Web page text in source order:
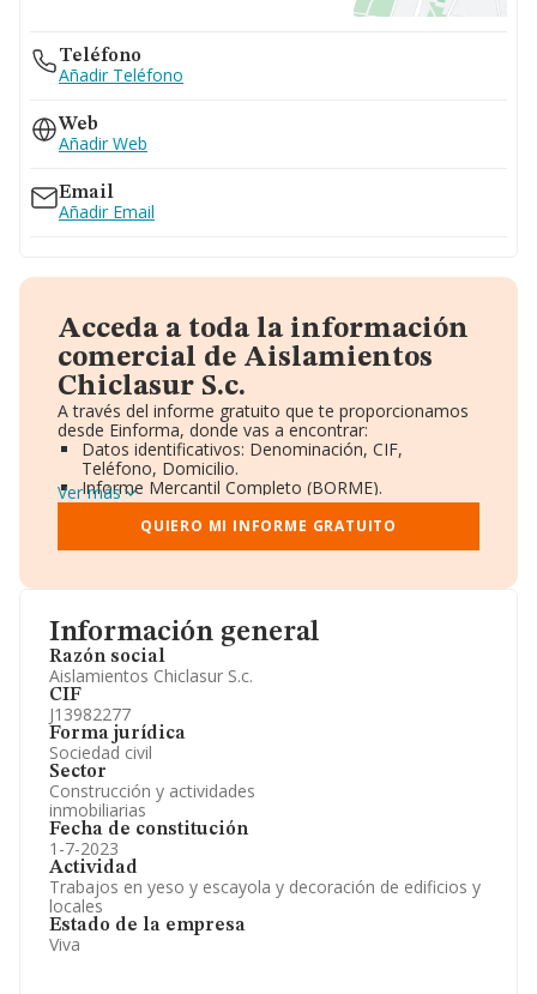
Información general
Razón social
Aislamientos Chiclasur S.c.
CIF
J13982277
Forma jurídica
Sociedad civil
Sector
Construcción y actividades
inmobiliarias
Fecha de constitución
1-7-2023
Actividad
Trabajos en yeso y escayola y decoración de edificios y
locales
Estado de la empresa
Viva
Teléfono
Añadir Teléfono
Web
Añadir Web
Email
Añadir Email
Acceda a toda la información
comercial de Aislamientos
Chiclasur S.c.
A través del informe gratuito que te proporcionamos
desde Einforma, donde vas a encontrar:
Datos identificativos: Denominación, CIF,
Teléfono, Domicilio.
Informe Mercantil Completo (BORME).
Gráficos de Evolución Ventas y Empleados.
Consejo de Administración y Administradores.
Directivos y Ejecutivos.
Información oficial y registral complementaria.
Ver más
QUIERO MI INFORME GRATUITO